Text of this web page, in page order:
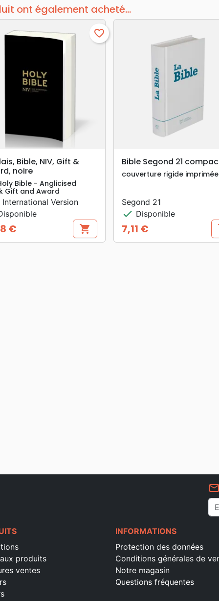
ont également acheté...
search APERÇU RAPIDE
favorite_border
Bible, NIV, Gift &
noire
Bible - Anglicised
Gift and Award
International Version
€ shopping_cart
search APERÇU RAPIDE
Bible Segond 21
couverture rigide imprimée
Segond 21
check Disponible
Prix
7,11 €
mail_outline
produits
ventes
INFORMATIONS
Protection des données
Conditions générales de
Notre magasin
Questions fréquentes